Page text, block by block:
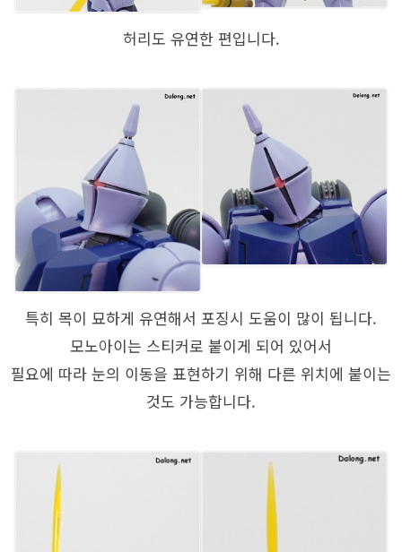
허리도 유연한 편입니다.
특히 목이 묘하게 유연해서 포징시 도움이 많이 됩니다.
모노아이는 스티커로 붙이게 되어 있어서
필요에 따라 눈의 이동을 표현하기 위해 다른 위치에 붙이는
것도 가능합니다.